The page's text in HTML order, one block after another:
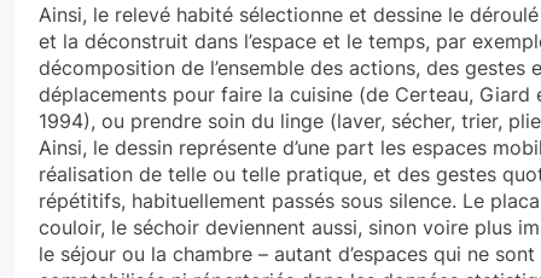
Ainsi, le relevé habité sélectionne et dessine le déroulé
et la déconstruit dans l’espace et le temps, par
décomposition de l’ensemble des actions, des gestes
déplacements pour faire la cuisine (de Certeau, Giard
1994), ou prendre soin du linge (laver, sécher, trier,
Ainsi, le dessin représente d’une part les espaces
réalisation de telle ou telle pratique, et des gestes
répétitifs, habituellement passés sous silence. Le
couloir, le séchoir deviennent aussi, sinon voire plus
le séjour ou la chambre – autant d’espaces qui ne